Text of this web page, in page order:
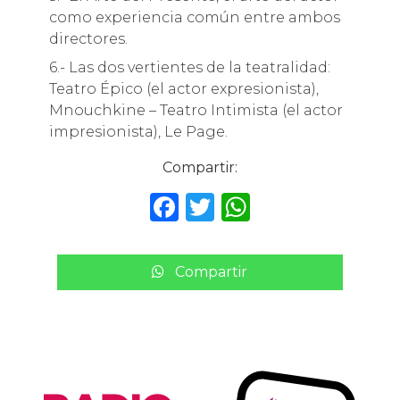
como experiencia común entre ambos
directores.
6.- Las dos vertientes de la teatralidad:
Teatro Épico (el actor expresionista),
Mnouchkine – Teatro Intimista (el actor
impresionista), Le Page.
Compartir:
F
c
e
T
it
te
W
a
ts
p
Compartir